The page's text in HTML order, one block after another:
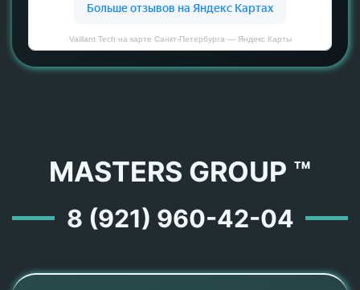
Vaillant Tech на карте Санкт‑Петербурга — Яндекс Карты
MASTERS GROUP ™
8 (921) 960-42-04